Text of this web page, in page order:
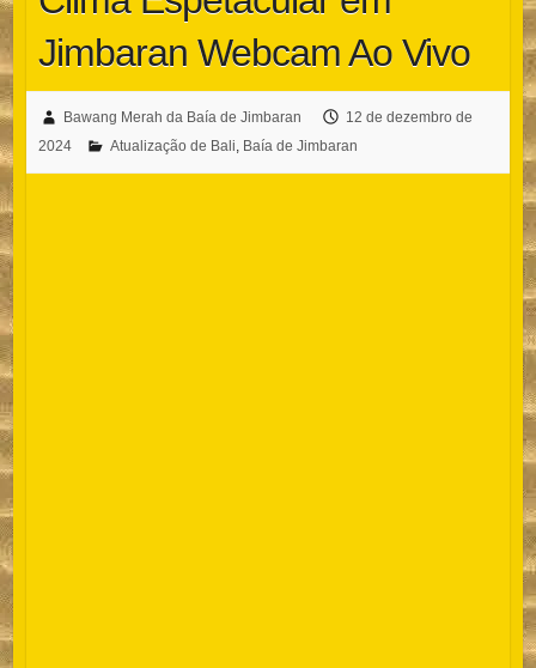
Jimbaran Webcam Ao Vivo
Bawang Merah da Baía de Jimbaran
12 de dezembro de
2024
Atualização de Bali, Baía de Jimbaran